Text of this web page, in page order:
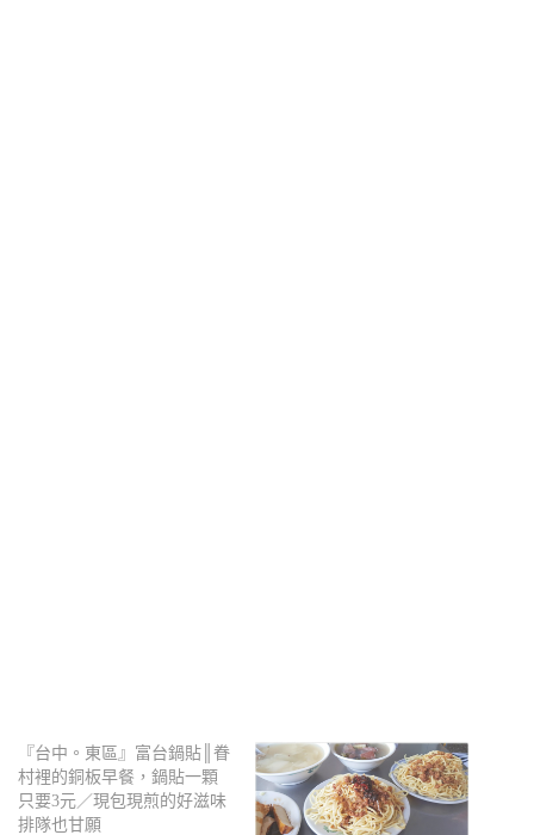
『台中。東區』富台鍋貼║眷
村裡的銅板早餐，鍋貼一顆
只要3元／現包現煎的好滋味
排隊也甘願